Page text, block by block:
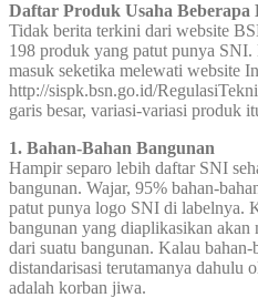
Daftar Produk Usaha Beberapa
Tidak berita terkini dari website
198 produk yang patut punya
masuk seketika melewati website
http://sispk.bsn.go.id/
garis besar, variasi-variasi produk
1. Bahan-Bahan Bangunan
Hampir separo lebih daftar SNI
bangunan. Wajar, 95% bahan-
patut punya logo SNI di labelnya.
bangunan yang diaplikasikan akan
dari suatu bangunan. Kalau bahan-
distandarisasi terutamanya dahulu
adalah korban jiwa.